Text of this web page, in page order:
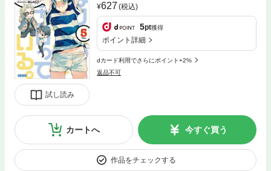
試し読み
627 (税込)
5pt獲得
ポイント詳細
dカード利用でさらにポイント+2%
返品不可
カートへ 今すぐ買う
作品をチェックする